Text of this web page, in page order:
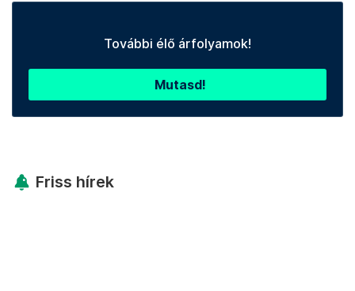
További élő árfolyamok!
Mutasd!
Friss hírek